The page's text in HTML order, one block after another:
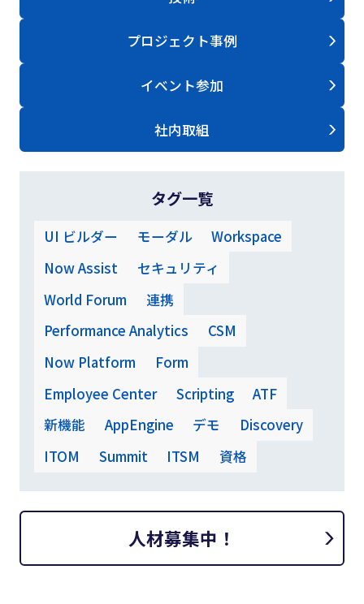
075-229-6340
プロジェクト事例
イベント参加
社内取組
タグ一覧
UI ビルダー モーダル
Workspace
Now Assist
セキュリティ
World Forum
連携
Performance Analytics
CSM
Now Platform
Form
Employee Center
Scripting
ATF
新機能
AppEngine デモ
Discovery
ITOM
Summit ITSM 資格
人材募集中！